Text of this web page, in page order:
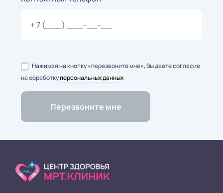
Нажимая на кнопку «перезвоните мне», Вы даете согласие
на обработкуперсональных данных